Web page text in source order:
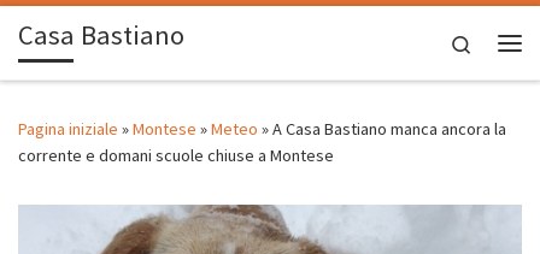
Passa al contenuto
Casa Bastiano
Search
Pagina iniziale »Montese »Meteo »A Casa Bastiano manca ancora la
corrente e domani scuole chiuse a Montese